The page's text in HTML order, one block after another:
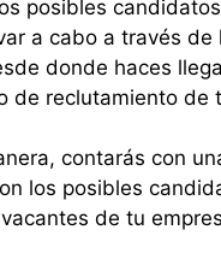
posibles
a cabo a través de
donde haces
de reclutamiento de
contarás con
los posibles
de tu